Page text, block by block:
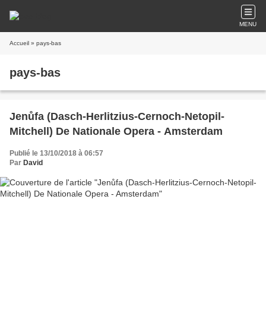
MENU
Accueil » pays-bas
pays-bas
Jenůfa (Dasch-Herlitzius-Cernoch-Netopil-
Mitchell) De Nationale Opera - Amsterdam
Publié le 13/10/2018 à 06:57
Par David